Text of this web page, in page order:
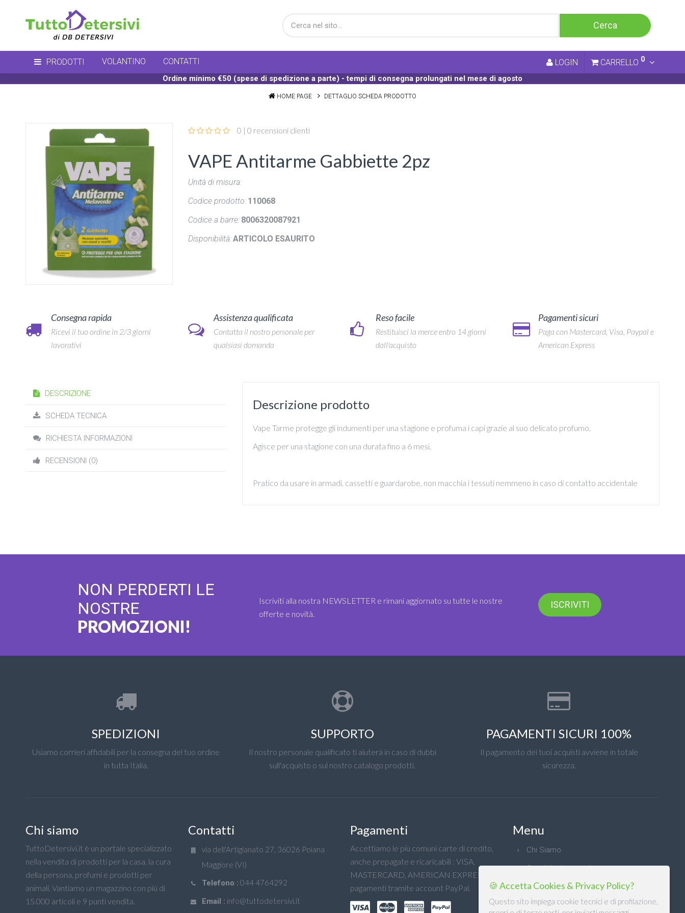
PRODOTTI VOLANTINO CONTATTI LOGIN CARRELLO 0
Ordine minimo €50 (spese di spedizione a parte) - tempi di consegna prolungati nel mese di agosto
HOME PAGE DETTAGLIO SCHEDA PRODOTTO
0 | 0 recensioni clienti
VAPE Antitarme Gabbiette 2pz
Unità di misura:
Codice prodotto: 110068
Codice a barre: 8006320087921
Disponibilità:ARTICOLO ESAURITO
Consegna rapida
Ricevi il tuo ordine in 2/3 giorni
lavorativi
Assistenza qualificata
Contatta il nostro personale per
qualsiasi domanda
Reso facile
Restituisci la merce entro 14 giorni
dall'acquisto
Pagamenti sicuri
Paga con Mastercard, Visa, Paypal e
American Express
DESCRIZIONE
SCHEDA TECNICA
RICHIESTA INFORMAZIONI
RECENSIONI (0)
Descrizione prodotto
Vape Tarme protegge gli indumenti per una stagione e profuma i capi grazie al suo delicato profumo.
Agisce per una stagione con una durata fino a 6 mesi.
Pratico da usare in armadi, cassetti e guardarobe, non macchia i tessuti nemmeno in caso di contatto accidentale
NON PERDERTI LE
NOSTRE
PROMOZIONI!
Iscriviti alla nostra NEWSLETTER e rimani aggiornato su tutte le nostre
offerte e novità.
ISCRIVITI
SPEDIZIONI
Usiamo corrieri affidabili per la consegna del tuo ordine
in tutta Italia.
SUPPORTO
Il nostro personale qualificato ti aiuterà in caso di dubbi
sull'acquisto o sul nostro catalogo prodotti.
PAGAMENTI SICURI 100%
Il pagamento dei tuoi acquisti avviene in totale
sicurezza.
Chi siamo
TuttoDetersivi.it è un portale specializzato
nella vendita di prodotti per la casa, la cura
della persona, profumi e prodotti per
animali. Vantiamo un magazzino con più di
15.000 articoli e 9 punti vendita.
Contatti
via dell'Artigianato 27, 36026 Poiana
Maggiore (VI)
Telefono : 044 4764292
Email : info@tuttodetersivi.it
Pagamenti
Accettiamo le più comuni carte di credito,
anche prepagate e ricaricabili : VISA,
MASTERCARD, AMERICAN EXPRESS e
pagamenti tramite account PayPal.
Menu
Chi Siamo
Condizioni generali
Privacy
🍪 Accetta Cookies & Privacy Policy?
Questo sito impiega cookie tecnici e di profilazione,